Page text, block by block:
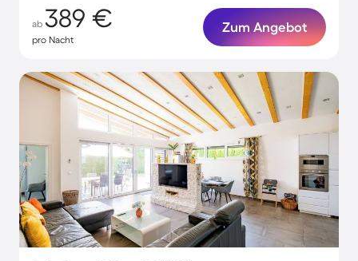
ab 389 €
pro Nacht
Zum Angebot